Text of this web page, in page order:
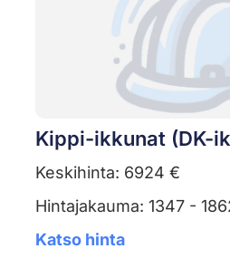
Kippi-ikkunat (DK-
Keskihinta: 6924 €
Hintajakauma: 1347 -
Katso hinta